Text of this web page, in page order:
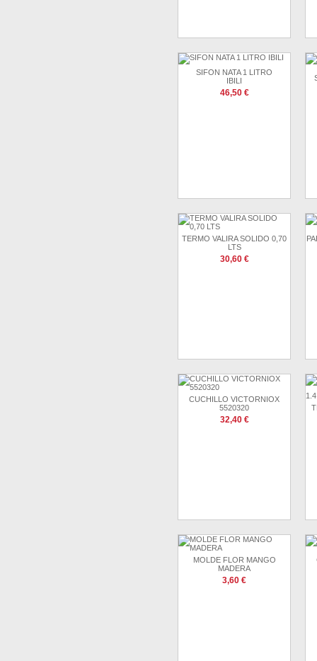
SIFON NATA 1 LITRO
IBILI
46,50 €
TERMO VALIRA SOLIDO 0,70
LTS
30,60 €
CUCHILLO VICTORNIOX
5520320
32,40 €
MOLDE FLOR MANGO
MADERA
3,60 €